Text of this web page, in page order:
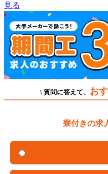
見る
\ 質問に答えて、 お
寮付きの求